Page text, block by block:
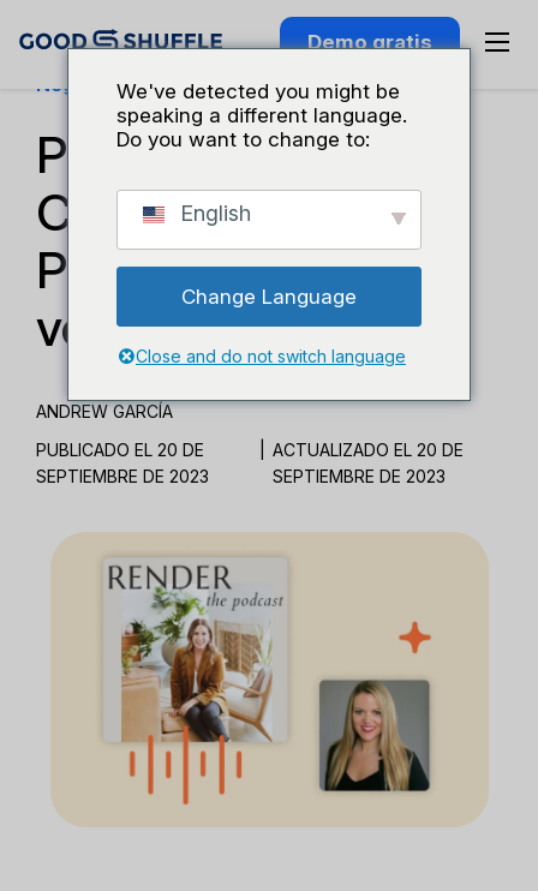
Demo gratis
Negocios Y Crecimiento
Podcast de Render:
Cómo Goodshuffle
Pro potencia las
ventas de eventos
ANDREW GARCÍA
PUBLICADO EL 20 DE
SEPTIEMBRE DE 2023
ACTUALIZADO EL 20 DE
SEPTIEMBRE DE 2023
We've detected you might be
speaking a different language.
Do you want to change to:
English
Change Language
Close and do not switch language